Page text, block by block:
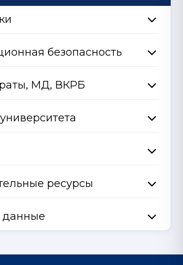
безопасность
МД, ВКРБ
ресурсы
данные